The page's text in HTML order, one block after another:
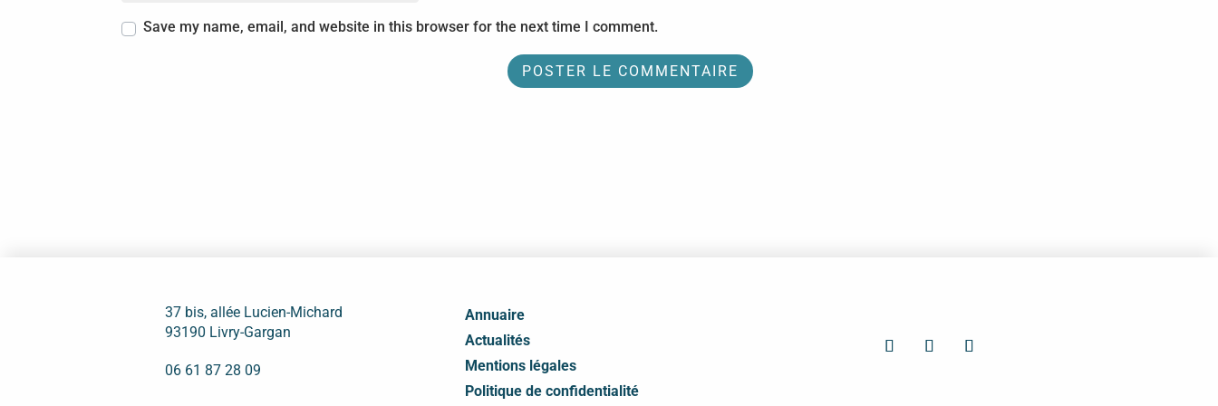
Save my name, email, and website in this browser for the next time I comment.
37 bis, allée Lucien-Michard
93190 Livry-Gargan
06 61 87 28 09
Annuaire
Actualités
Mentions légales
Politique de confidentialité